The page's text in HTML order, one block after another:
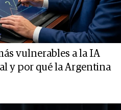
vulnerables a la IA
y por qué la Argentina